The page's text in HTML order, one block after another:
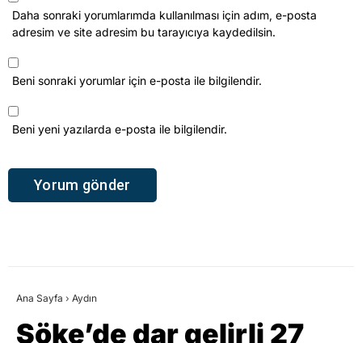
Daha sonraki yorumlarımda kullanılması için adım, e-posta
adresim ve site adresim bu tarayıcıya kaydedilsin.
Beni sonraki yorumlar için e-posta ile bilgilendir.
Beni yeni yazılarda e-posta ile bilgilendir.
Ana Sayfa › Aydın
Söke’de dar gelirli 27